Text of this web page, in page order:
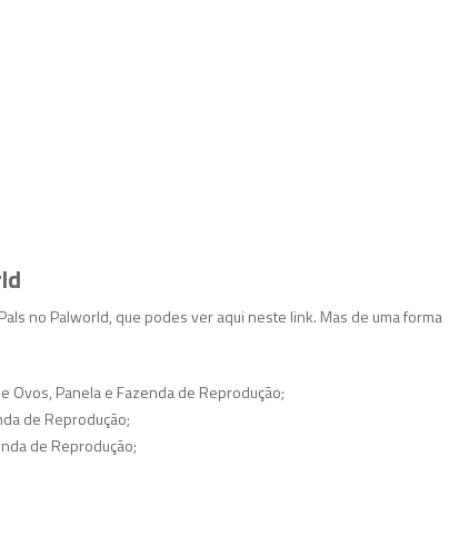
no Palworld, que podes ver aqui neste link. Mas de uma forma
Ovos, Panela e Fazenda de Reprodução;
de Reprodução;
de Reprodução;